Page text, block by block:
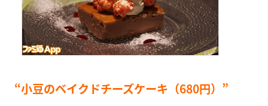
“小豆のベイクドチーズケーキ（680円）”